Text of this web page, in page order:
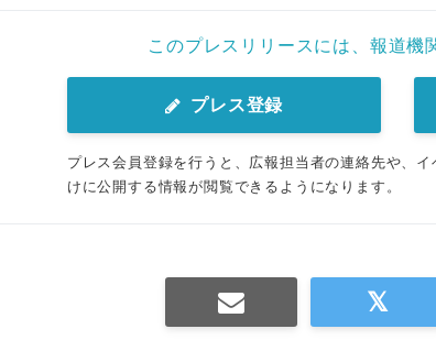
このプレスリリースには、報道機
プレス登録
プレス会員登録を行うと、広報担当者の連絡先や、
けに公開する情報が閲覧できるようになります。